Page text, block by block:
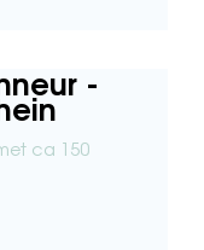
-
ca 150